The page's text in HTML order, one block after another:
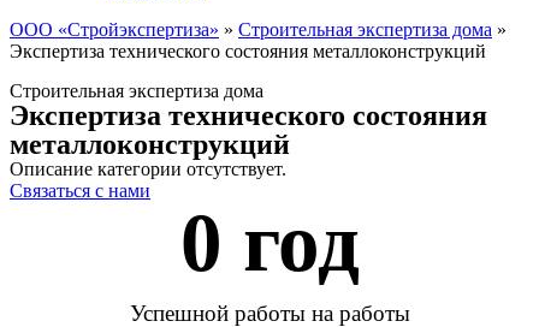
ООО «Стройэкспертиза» » Строительная экспертиза дома »
Экспертиза технического состояния металлоконструкций
Строительная экспертиза дома
Экспертиза технического состояния
металлоконструкций
Описание категории отсутствует.
Связаться с нами
0 год
Успешной работы на работы